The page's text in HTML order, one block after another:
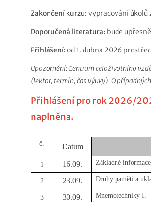
Zakončení kurzu: vypracování úkolů
Doporučená literatura: bude
Přihlášení: od 1. dubna 2026
Upozornění: Centrum celoživotního
(lektor, termín, čas výuky). O
Přihlášení pro rok 2026/
naplněna.
č. Datum
1 16.09. Základné
2 23.09. Druhy paměti a
3 30.09. Mnemotechniky I.